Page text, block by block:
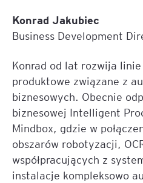
Konrad Jakubiec
Business Development
Konrad od lat rozwija
produktowe związane z
biznesowych. Obecnie
biznesowej Intelligent
Mindbox, gdzie w
obszarów robotyzacji,
współpracujących z
instalacje kompleksowo